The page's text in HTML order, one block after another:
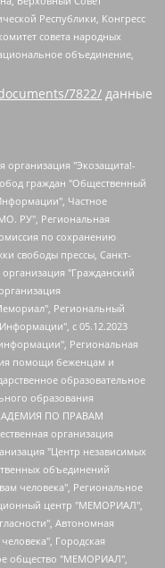
Республики, Конгресс
совета народных
объединение,
7822/ данные
"Как бы инагент", Кочетков Игорь Викторович, Общество с ограниченной ответственностью "Честные выборы", Еланчик Олег Александрович, Общество с ограниченной ответственностью "Нобелевский призыв", Гималова Регина Эмилевна, Григорьев Андрей Валерьевич, Григорьева Алина Александровна, Ассоциация по содействию защите прав призывников, альтернативнослужащих и военнослужащих "Правозащитная группа "Гражданин.Армия.Право", Хисамова Регина Фаритовна, Автономная некоммерческая организация по реализации социально-правовых программ "Лилит", Дальневосточное общественное движение "Маяк", Санкт-Петербургская ЛГБТ-инициативная группа "Выход", Инициативная группа ЛГБТ+ "Реверс", Алексеев Андрей Викторович, Бекбулатова Таисия Львовна, Беляев Иван Михайлович, Владыкина Елена Сергеевна, Гельман Марат Александрович, Никульшина Вероника Юрьевна, Толоконникова Надежда Андреевна, Шендерович Виктор Анатольевич, Общество с ограниченной ответственностью "Данное сообщение", Общество с ограниченной ответственностью Издательский дом "Новая глава", Айнбиндер Александра Александровна, Московский комьюнити-центр для ЛГБТ+инициатив, Благотворительный фонд развития филантропии, Deutsche Welle (Германия, Kurt-Schumacher-Strasse 3, 53113 Bonn), Борзунова Мария Михайловна, Воробьев Виктор Викторович, Голубева Анна Львовна, Константинова Алла Михайловна, Малкова Ирина Владимировна, Мурадов Мурад Абдулгалимович, Осетинская Елизавета Николаевна, Понасенков Евгений Николаевич, Ганапольский Матвей Юрьевич, Киселев Евгений Алексеевич, Борухович Ирина Григорьевна, Дремин Иван Тимофеевич, Дубровский Дмитрий Викторович, Красноярская региональная общественная организация поддержки и развития альтернативных образовательных технологий и межкультурных коммуникаций "ИНТЕРРА", Маяковская Екатерина Алексеевна, Фейгин Марк Захарович, Филимонов Андрей Викторович, Дзугкоева Регина Николаевна, Доброхотов Роман Александрович, Дудь Юрий Александрович, Елкин Сергей Владимирович, Кругликов Кирилл Игоревич, Сабунаева Мария Леонидовна, Семенов Алексей Владимирович, Шаинян Карен Багратович, Шульман Екатерина Михайловна, Асафьев Артур Валерьевич, Вахштайн Виктор Семенович, Венедиктов Алексей Алексеевич, Лушникова Екатерина Евгеньевна, Волков Леонид Михайлович, Невзоров Александр Глебович, Пархоменко Сергей Борисович, Сироткин Ярослав Николаевич, Кара-Мурза Владимир Владимирович, Баранова Наталья Владимировна, Гозман Леонид Яковлевич, Кагарлицкий Борис Юльевич, Климарев Михаил Валерьевич, Милов Владимир Станиславович, Автономная некоммерческая организация Краснодарский центр современного искусства "Типография", Моргенштерн Алишер Тагирович, Соболь Любовь Эдуардовна, Общество с ограниченной ответственностью "ЛИЗА НОРМ", Каспаров Гарри Кимович, Ходорковский Михаил Борисович, Общество с ограниченной ответственностью "Апрельские тезисы", Данилович Ирина Брониславовна, Кашин Олег Владимирович, Петров Николай Владимирович, Пивоваров Алексей Владимирович, Соколов Михаил Владимирович, Цветкова Юлия Владимировна, Чичваркин Евгений Александрович, Комитет против пыток/Команда против пыток, Общество с ограниченной ответственностью "Первый научный", Общество с ограниченной ответственностью "Вертолет и ко", Белоцерковская Вероника Борисовна, Кац Максим Евгеньевич, Лазарева Татьяна Юрьевна, Шаведдинов Руслан Табризович, Яшин Илья Валерьевич, Общество с ограниченной ответственностью "Иноагент ААВ", Алешковский Дмитрий Петрович, Альбац Евгения Марковна, Быков Дмитрий Львович, Галямина Юлия Евгеньевна, Лойко Сергей Леонидович, Мартынов Кирилл Константинович, Медведев Сергей Александрович, Крашенинников Федор Геннадиевич, Гордеева Катерина Вл